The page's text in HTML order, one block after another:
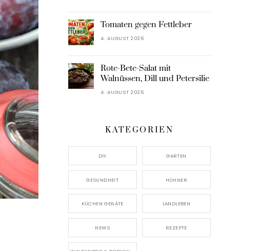
Tomaten gegen Fettleber
4. AUGUST 2026
Rote-Bete-Salat mit
Walnüssen, Dill und Petersilie
4. AUGUST 2026
KATEGORIEN
DIY GARTEN
GESUNDHEIT HÜHNER
KÜCHEN GERÄTE LANDLEBEN
NEWS REZEPTE